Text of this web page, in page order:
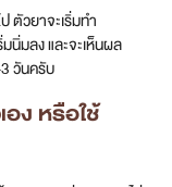
ตัวยาจะเริ่มทำ
มลง และจะเห็นผล
วันครับ
ง หรือใช้